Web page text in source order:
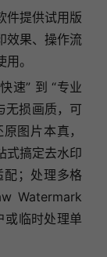
件提供试用版
效果、操作流
。
速” 到 “专业
无损画质，可
图片本真，
式搞定去水印
配；处理多格
Watermark
或临时处理单